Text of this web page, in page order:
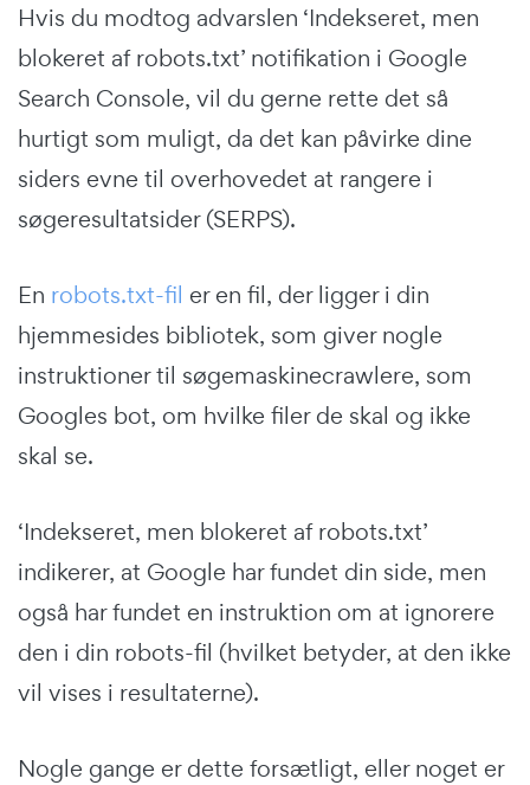
Hvis du modtog advarslen ‘Indekseret, men
blokeret af robots.txt’ notifikation i Google
Search Console, vil du gerne rette det så
hurtigt som muligt, da det kan påvirke dine
siders evne til overhovedet at rangere i
søgeresultatsider (SERPS).
En robots.txt-fil er en fil, der ligger i din
hjemmesides bibliotek, som giver nogle
instruktioner til søgemaskinecrawlere, som
Googles bot, om hvilke filer de skal og ikke
skal se.
‘Indekseret, men blokeret af robots.txt’
indikerer, at Google har fundet din side, men
også har fundet en instruktion om at ignorere
den i din robots-fil (hvilket betyder, at den ikke
vil vises i resultaterne).
Nogle gange er dette forsætligt, eller noget er